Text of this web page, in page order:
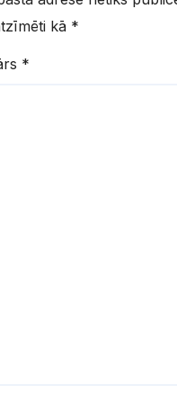
kā *
*